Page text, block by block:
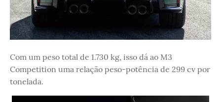
Com um peso total de 1.730 kg, isso dá ao M3
Competition uma relação peso-potência de 299 cv por
tonelada.